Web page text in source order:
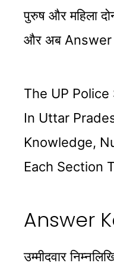
पुरुष और महिला
और अब Answer
The UP
In Uttar
Knowledge,
Each Section
Answer
उम्मीदवार